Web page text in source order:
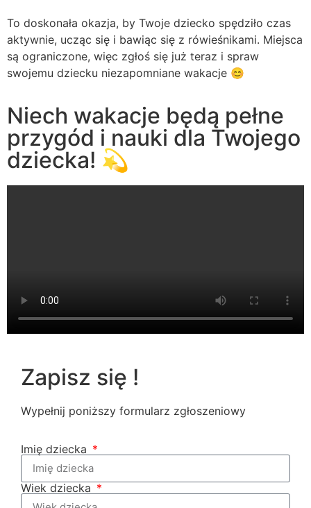
To doskonała okazja, by Twoje dziecko spędziło czas
aktywnie, ucząc się i bawiąc się z rówieśnikami. Miejsca
są ograniczone, więc zgłoś się już teraz i spraw
swojemu dziecku niezapomniane wakacje 😊
Niech wakacje będą pełne
przygód i nauki dla Twojego
dziecka! 💫
Zapisz się !
Wypełnij poniższy formularz zgłoszeniowy
Imię dziecka
Wiek dziecka